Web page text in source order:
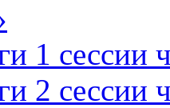
1 сессии
2 сессии